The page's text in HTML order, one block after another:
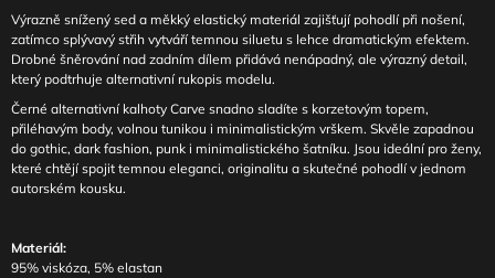
Výrazně snížený sed a měkký elastický materiál zajišťují pohodlí při nošení,
zatímco splývavý střih vytváří temnou siluetu s lehce dramatickým efektem.
Drobné šněrování nad zadním dílem přidává nenápadný, ale výrazný detail,
který podtrhuje alternativní rukopis modelu.
Černé alternativní kalhoty Carve snadno sladíte s korzetovým topem,
přiléhavým body, volnou tunikou i minimalistickým vrškem. Skvěle zapadnou
do gothic, dark fashion, punk i minimalistického šatníku. Jsou ideální pro ženy,
které chtějí spojit temnou eleganci, originalitu a skutečné pohodlí v jednom
autorském kousku.
Materiál:
95% viskóza, 5% elastan